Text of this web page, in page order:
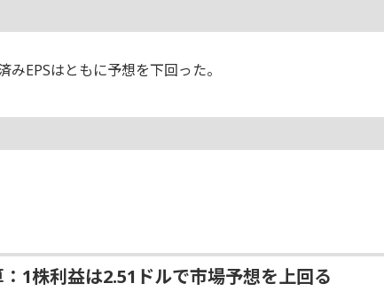
EPSはともに予想を下回った。
1株利益は2.51ドルで市場予想を上回る